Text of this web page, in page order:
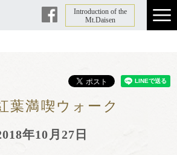
Facebook
Introduction of the
Mt.Daisen
葉満喫ウォーク
年10月27日